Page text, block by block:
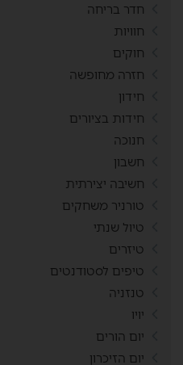
חדר בריחה
חוויות
חוקים
חזרה מחופשה
חידון
חידות בציורים
חנוכה
חשבון
חשיבה יצירתית
טורניר משחקים
טיול שנתי
טיזרים
טיפים לסטודנטים
טנזניה
יויו
יום הורים
יום הזיכרון